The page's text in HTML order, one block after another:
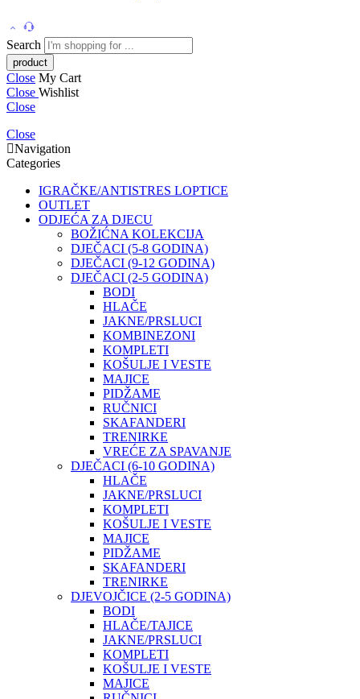
Search
Close My Cart
Close Wishlist
Close
Close
Navigation
Categories
IGRAČKE/ANTISTRES LOPTICE
OUTLET
ODJEĆA ZA DJECU
BOŽIĆNA KOLEKCIJA
DJEČACI (5-8 GODINA)
DJEČACI (9-12 GODINA)
DJEČACI (2-5 GODINA)
BODI
HLAČE
JAKNE/PRSLUCI
KOMBINEZONI
KOMPLETI
KOŠULJE I VESTE
MAJICE
PIDŽAME
RUČNICI
SKAFANDERI
TRENIRKE
VREĆE ZA SPAVANJE
DJEČACI (6-10 GODINA)
HLAČE
JAKNE/PRSLUCI
KOMPLETI
KOŠULJE I VESTE
MAJICE
PIDŽAME
SKAFANDERI
TRENIRKE
DJEVOJČICE (2-5 GODINA)
BODI
HLAČE/TAJICE
JAKNE/PRSLUCI
KOMPLETI
KOŠULJE I VESTE
MAJICE